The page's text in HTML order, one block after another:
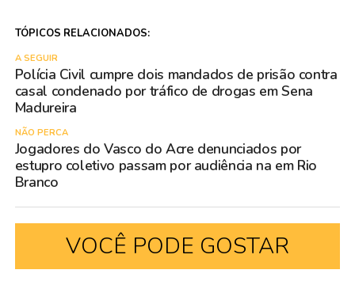
TÓPICOS RELACIONADOS:
A SEGUIR
Polícia Civil cumpre dois mandados de prisão contra
casal condenado por tráfico de drogas em Sena
Madureira
NÃO PERCA
Jogadores do Vasco do Acre denunciados por
estupro coletivo passam por audiência na em Rio
Branco
VOCÊ PODE GOSTAR